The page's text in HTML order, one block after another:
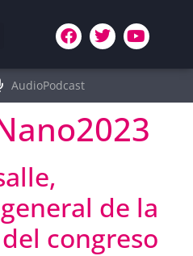
AudioPodcast
de la
congreso